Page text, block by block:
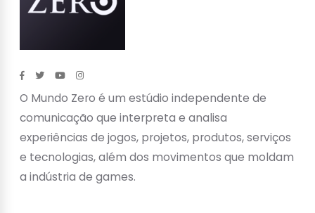
O Mundo Zero é um estúdio independente de
comunicação que interpreta e analisa
experiências de jogos, projetos, produtos, serviços
e tecnologias, além dos movimentos que moldam
a indústria de games.